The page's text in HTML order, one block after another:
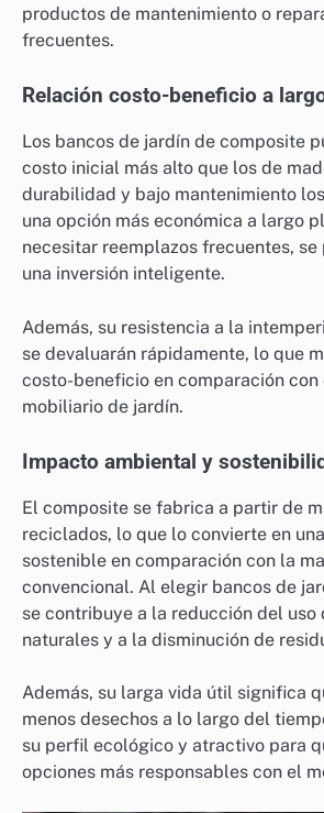
productos de mantenimiento o
frecuentes.
Relación costo-beneficio a
Los bancos de jardín de composite
costo inicial más alto que los de
durabilidad y bajo mantenimiento
una opción más económica a largo
necesitar reemplazos frecuentes,
una inversión inteligente.
Además, su resistencia a la
se devaluarán rápidamente, lo que
costo-beneficio en comparación
mobiliario de jardín.
Impacto ambiental y
El composite se fabrica a partir de
reciclados, lo que lo convierte en
sostenible en comparación con la
convencional. Al elegir bancos de
se contribuye a la reducción del uso
naturales y a la disminución de
Además, su larga vida útil significa
menos desechos a lo largo del
su perfil ecológico y atractivo para
opciones más responsables con el